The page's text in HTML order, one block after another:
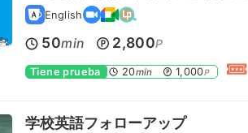
English
50min 2,800P
Tiene prueba 20min 1,000P
学校英語フォローアップ